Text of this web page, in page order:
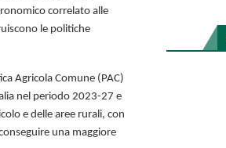
correlato alle
le politiche
Agricola Comune (PAC)
nel periodo 2023-27 e
e delle aree rurali, con
una maggiore